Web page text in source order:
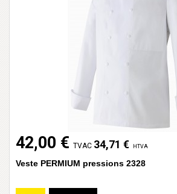
42,00 € TVAC 34,71 € HTVA
Veste PERMIUM pressions 2328